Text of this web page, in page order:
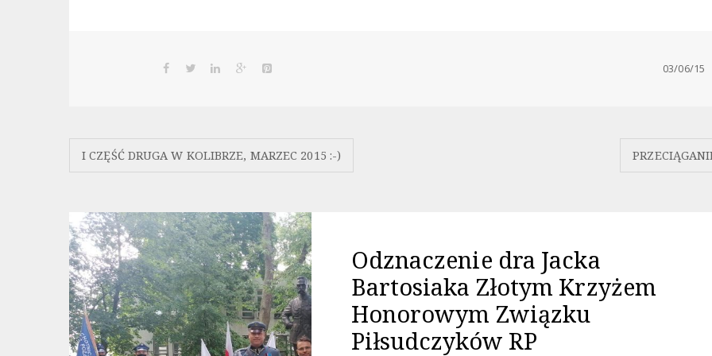
03/06/15
Nawigacja
I CZĘŚĆ DRUGA W KOLIBRZE, MARZEC 2015 :-)
Odznaczenie dra Jacka
Bartosiaka Złotym Krzyżem
Honorowym Związku
Piłsudczyków RP